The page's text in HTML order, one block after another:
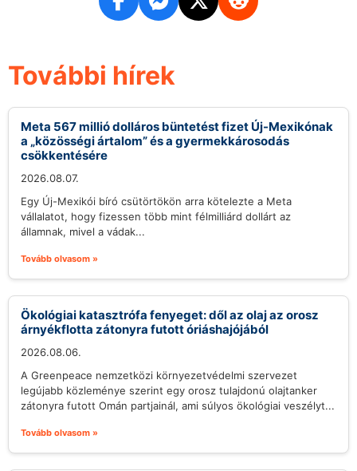
További hírek
Meta 567 millió dolláros büntetést fizet Új-Mexikónak
a „közösségi ártalom” és a gyermekkárosodás
csökkentésére
2026.08.07.
Egy Új-Mexikói bíró csütörtökön arra kötelezte a Meta
vállalatot, hogy fizessen több mint félmilliárd dollárt az
államnak, mivel a vádak...
Tovább olvasom »
Ökológiai katasztrófa fenyeget: dől az olaj az orosz
árnyékflotta zátonyra futott óriáshajójából
2026.08.06.
A Greenpeace nemzetközi környezetvédelmi szervezet
legújabb közleménye szerint egy orosz tulajdonú olajtanker
zátonyra futott Omán partjainál, ami súlyos ökológiai veszélyt...
Tovább olvasom »